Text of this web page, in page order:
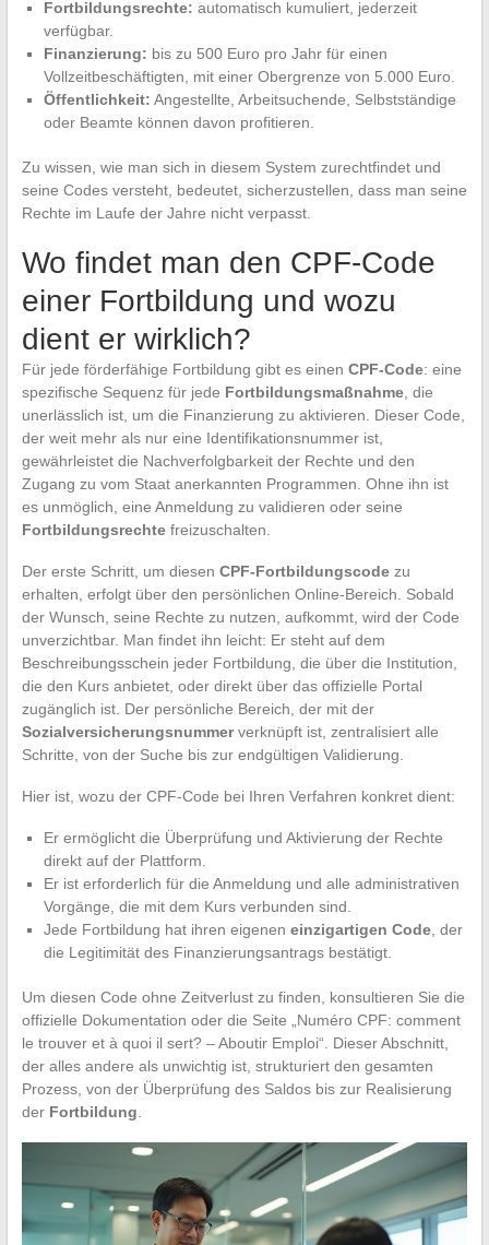
Fortbildungsrechte: automatisch kumuliert, jederzeit
verfügbar.
Finanzierung: bis zu 500 Euro pro Jahr für einen
Vollzeitbeschäftigten, mit einer Obergrenze von 5.000 Euro.
Öffentlichkeit: Angestellte, Arbeitsuchende, Selbstständige
oder Beamte können davon profitieren.
Zu wissen, wie man sich in diesem System zurechtfindet und
seine Codes versteht, bedeutet, sicherzustellen, dass man seine
Rechte im Laufe der Jahre nicht verpasst.
Wo findet man den CPF-Code
einer Fortbildung und wozu
dient er wirklich?
Für jede förderfähige Fortbildung gibt es einen CPF-Code: eine
spezifische Sequenz für jede Fortbildungsmaßnahme, die
unerlässlich ist, um die Finanzierung zu aktivieren. Dieser Code,
der weit mehr als nur eine Identifikationsnummer ist,
gewährleistet die Nachverfolgbarkeit der Rechte und den
Zugang zu vom Staat anerkannten Programmen. Ohne ihn ist
es unmöglich, eine Anmeldung zu validieren oder seine
Fortbildungsrechtefreizuschalten.
Der erste Schritt, um diesen CPF-Fortbildungscodezu
erhalten, erfolgt über den persönlichen Online-Bereich. Sobald
der Wunsch, seine Rechte zu nutzen, aufkommt, wird der Code
unverzichtbar. Man findet ihn leicht: Er steht auf dem
Beschreibungsschein jeder Fortbildung, die über die Institution,
die den Kurs anbietet, oder direkt über das offizielle Portal
zugänglich ist. Der persönliche Bereich, der mit der
Sozialversicherungsnummerverknüpft ist, zentralisiert alle
Schritte, von der Suche bis zur endgültigen Validierung.
Hier ist, wozu der CPF-Code bei Ihren Verfahren konkret dient:
Er ermöglicht die Überprüfung und Aktivierung der Rechte
direkt auf der Plattform.
Er ist erforderlich für die Anmeldung und alle administrativen
Vorgänge, die mit dem Kurs verbunden sind.
Jede Fortbildung hat ihren eigenen einzigartigen Code, der
die Legitimität des Finanzierungsantrags bestätigt.
Um diesen Code ohne Zeitverlust zu finden, konsultieren Sie die
offizielle Dokumentation oder die Seite „Numéro CPF: comment
le trouver et à quoi il sert? – Aboutir Emploi“. Dieser Abschnitt,
der alles andere als unwichtig ist, strukturiert den gesamten
Prozess, von der Überprüfung des Saldos bis zur Realisierung
der Fortbildung